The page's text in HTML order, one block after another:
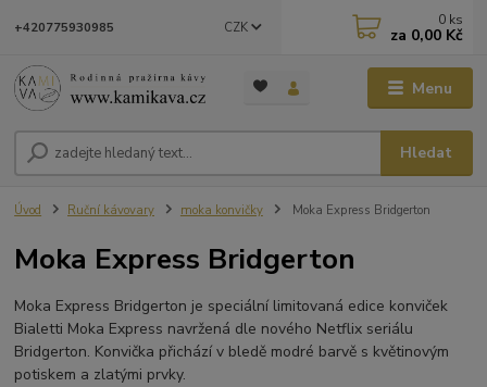
Menu
CZK
Hledat
+420775930985 0 ks
za 0,00 Kč
Úvod Ruční kávovary moka konvičky Moka Express Bridgerton
Moka Express Bridgerton
Moka Express Bridgerton je speciální limitovaná edice konviček
Bialetti Moka Express navržená dle nového Netflix seriálu
Bridgerton. Konvička přichází v bledě modré barvě s květinovým
potiskem a zlatými prvky.